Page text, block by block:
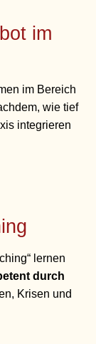
im
im Bereich
wie tief
integrieren
lernen
durch
Krisen und